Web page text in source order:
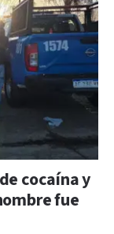
cocaína y
fue